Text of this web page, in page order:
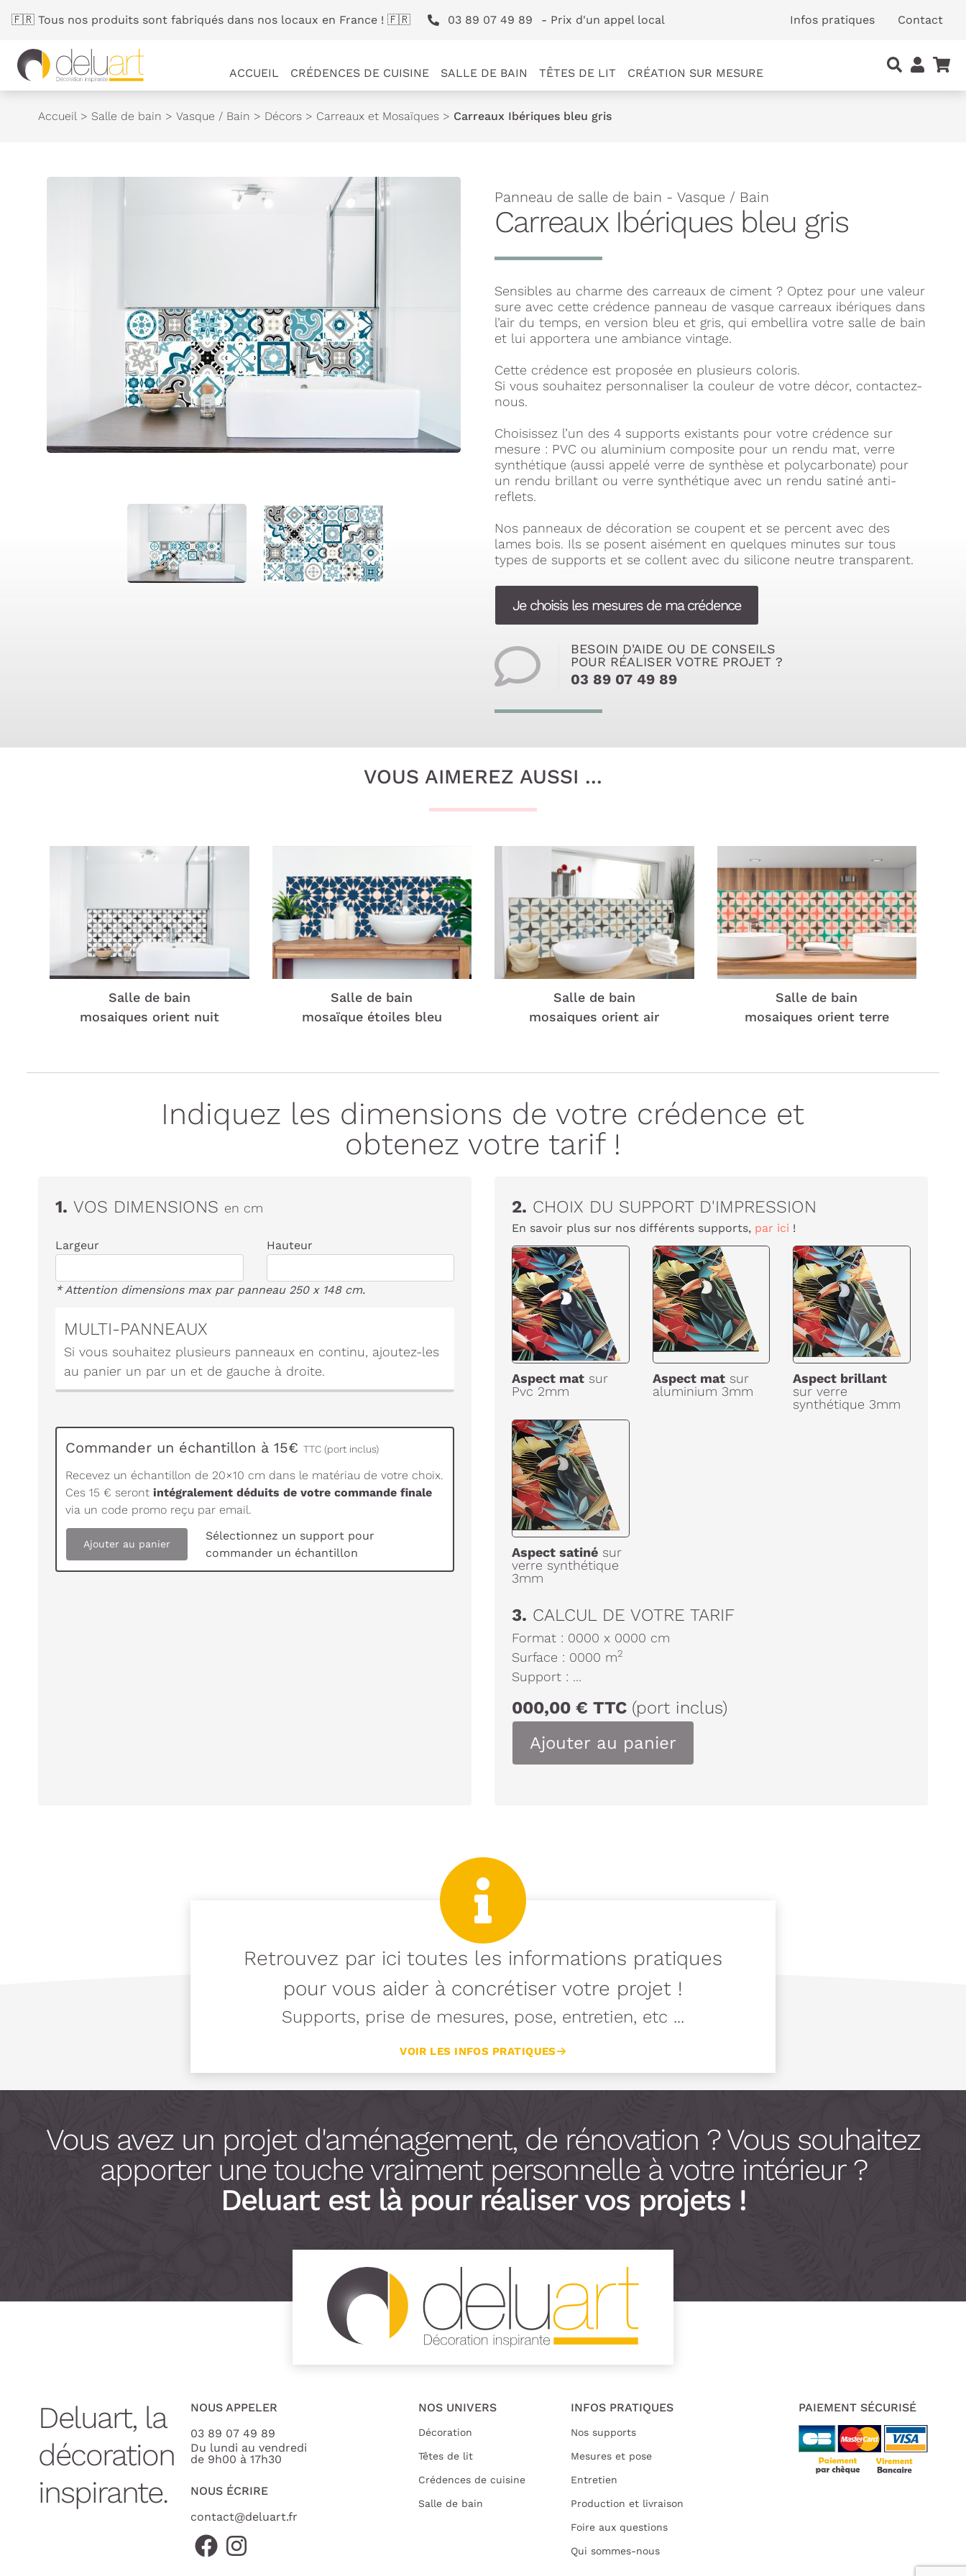
🇫🇷 Tous nos produits sont fabriqués dans nos locaux en France ! 🇫🇷 03 89 07 49 89 - Prix d'un appel local Infos pratiques Contact
ACCUEIL CRÉDENCES DE CUISINE SALLE DE BAIN TÊTES DE LIT CRÉATION SUR MESURE
Accueil > Salle de bain > Vasque / Bain > Décors > Carreaux et Mosaïques > Carreaux Ibériques bleu gris
Panneau de salle de bain - Vasque / Bain
Carreaux Ibériques bleu gris
Sensibles au charme des carreaux de ciment ? Optez pour une valeur
sure avec cette crédence panneau de vasque carreaux ibériques dans
l’air du temps, en version bleu et gris, qui embellira votre salle de bain
et lui apportera une ambiance vintage.
Cette crédence est proposée en plusieurs coloris.
Si vous souhaitez personnaliser la couleur de votre décor, contactez-
nous.
Choisissez l’un des 4 supports existants pour votre crédence sur
mesure : PVC ou aluminium composite pour un rendu mat, verre
synthétique (aussi appelé verre de synthèse et polycarbonate) pour
un rendu brillant ou verre synthétique avec un rendu satiné anti-
reflets.
Nos panneaux de décoration se coupent et se percent avec des
lames bois. Ils se posent aisément en quelques minutes sur tous
types de supports et se collent avec du silicone neutre transparent.
Je choisis les mesures de ma crédence
BESOIN D'AIDE OU DE CONSEILS
POUR RÉALISER VOTRE PROJET ?
03 89 07 49 89
VOUS AIMEREZ AUSSI ...
Salle de bain
mosaiques orient nuit
Salle de bain
mosaïque étoiles bleu
Salle de bain
mosaiques orient air
Salle de bain
mosaiques orient terre
Indiquez les dimensions de votre crédence et
obtenez votre tarif !
1. VOS DIMENSIONS en cm
Largeur Hauteur
* Attention dimensions max par panneau 250 x 148 cm.
MULTI-PANNEAUX
Si vous souhaitez plusieurs panneaux en continu, ajoutez-les
au panier un par un et de gauche à droite.
Commander un échantillon à 15€ TTC (port inclus)
Recevez un échantillon de 20×10 cm dans le matériau de votre choix.
Ces 15 € seront intégralement déduits de votre commande finale
via un code promo reçu par email.
Ajouter au panier
Sélectionnez un support pour
commander un échantillon
2. CHOIX DU SUPPORT D'IMPRESSION
En savoir plus sur nos différents supports, par ici !
Aspect mat sur
Pvc 2mm
Aspect matsur
aluminium 3mm
Aspect brillant
sur verre
synthétique 3mm
Aspect satiné sur
verre synthétique
3mm
3. CALCUL DE VOTRE TARIF
Format : 0000 x 0000 cm
Surface : 0000 m2
Support : ...
000,00 € TTC (port inclus)
Ajouter au panier
Retrouvez par ici toutes les informations pratiques
pour vous aider à concrétiser votre projet !
Supports, prise de mesures, pose, entretien, etc ...
VOIR LES INFOS PRATIQUES
Vous avez un projet d'aménagement, de rénovation ? Vous souhaitez
apporter une touche vraiment personnelle à votre intérieur ?
Deluart est là pour réaliser vos projets !
Deluart, la
décoration
inspirante.
NOUS APPELER
03 89 07 49 89
Du lundi au vendredi
de 9h00 à 17h30
NOUS ÉCRIRE
contact@deluart.fr
NOS UNIVERS
Décoration
Têtes de lit
Crédences de cuisine
Salle de bain
INFOS PRATIQUES
Nos supports
Mesures et pose
Entretien
Production et livraison
Foire aux questions
Qui sommes-nous
PAIEMENT SÉCURISÉ